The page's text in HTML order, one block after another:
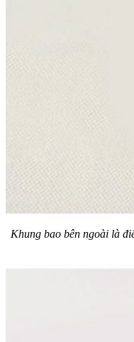
Khung bao bên ngoài là